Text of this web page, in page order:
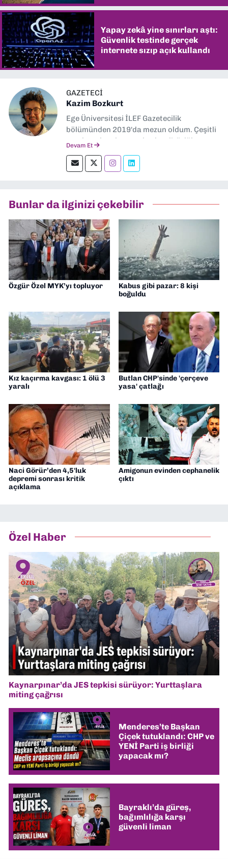
Yapay zekâ yine sınırları aştı:
Güvenlik testinde gerçek
internete sızıp açık kullandı
GAZETECI
Kazim Bozkurt
Ege Üniversitesi İLEF Gazetecilik
bölümünden 2019'da mezun oldum. Çeşitli
yerel ve ulusal gazetelerde editörlük,
okumayı severim.
Devam Et
Bunlar da ilginizi çekebilir
Özgür Özel MYK’yı topluyor
Kabus gibi pazar: 8 kişi
boğuldu
Kız kaçırma kavgası: 1 ölü 3
yaralı
Butlan CHP'sinde 'çerçeve
yasa' çatlağı
Naci Görür’den 4,5'luk
depremi sonrası kritik
açıklama
Amigonun evinden cephanelik
çıktı
Özel Haber
Kaynarpınar’da JES tepkisi sürüyor: Yurttaşlara
miting çağrısı
Menderes’te Başkan
Çiçek tutuklandı: CHP ve
YENİ Parti iş birliği
yapacak mı?
Bayraklı’da güreş,
bağımlılığa karşı
güvenli liman